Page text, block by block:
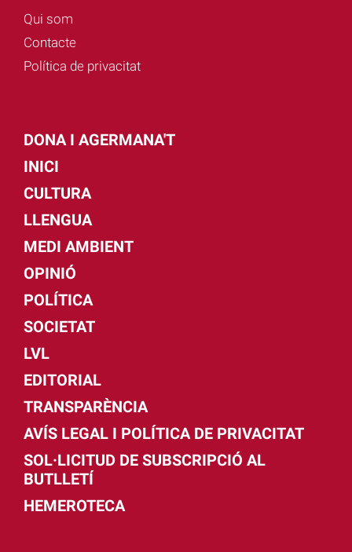
Qui som
Contacte
Política de privacitat
DONA I AGERMANA'T
INICI
CULTURA
LLENGUA
MEDI AMBIENT
OPINIÓ
POLÍTICA
SOCIETAT
LVL
EDITORIAL
TRANSPARÈNCIA
AVÍS LEGAL I POLÍTICA DE PRIVACITAT
SOL·LICITUD DE SUBSCRIPCIÓ AL
BUTLLETÍ
HEMEROTECA